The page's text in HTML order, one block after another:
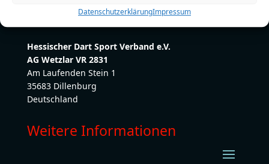
DatenschutzerklärungImpressum
Hessischer Dart Sport Verband e.V.
AG Wetzlar VR 2831
Am Laufenden Stein 1
35683 Dillenburg
Deutschland
Weitere Informationen